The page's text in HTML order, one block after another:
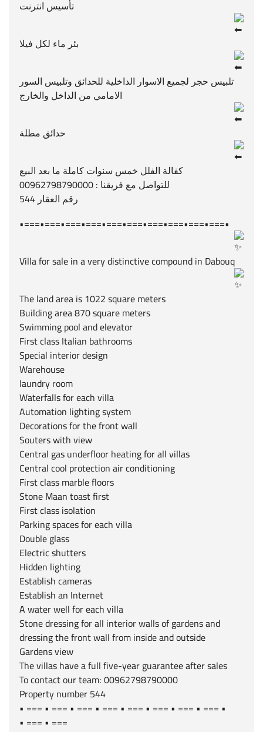
تأسيس انترنت
بئر ماء لكل فيلا
تلبيس حجر لجميع الاسوار الداخلية للحدائق وتلبيس السور
الامامي من الداخل والخارج
حدائق مطلة
كفالة الفلل خمس سنوات كاملة ما بعد البيع
للتواصل مع فريقنا : 00962798790000
رقم العقار 544
•===•===•===•===•===•===•===•===•===•===•
Villa for sale in a very distinctive compound in Dabouq
The land area is 1022 square meters
Building area 870 square meters
Swimming pool and elevator
First class Italian bathrooms
Special interior design
Warehouse
laundry room
Waterfalls for each villa
Automation lighting system
Decorations for the front wall
Souters with view
Central gas underfloor heating for all villas
Central cool protection air conditioning
First class marble floors
Stone Maan toast first
First class isolation
Parking spaces for each villa
Double glass
Electric shutters
Hidden lighting
Establish cameras
Establish an Internet
A water well for each villa
Stone dressing for all interior walls of gardens and
dressing the front wall from inside and outside
Gardens view
The villas have a full five-year guarantee after sales
To contact our team: 00962798790000
Property number 544
• === • === • === • === • === • === • === • === •
=== • === •